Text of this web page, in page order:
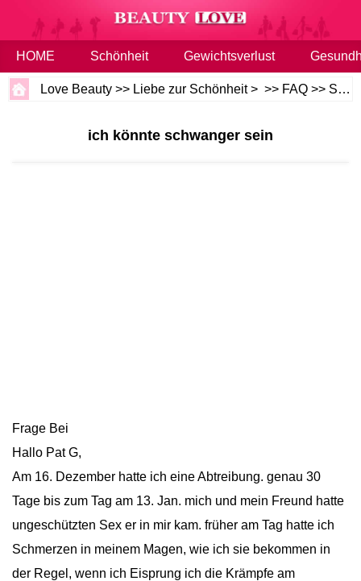
HOME Schönheit Gewichtsverlust
Love Beauty >> Liebe zur Schönheit> >> FAQ >> Schönheit und Gesundheit
ich könnte schwanger sein
Frage Bei
Hallo Pat G,
Am 16. Dezember hatte ich eine Abtreibung. genau 30
Tage bis zum Tag am 13. Jan. mich und mein Freund hatte
ungeschützten Sex er in mir kam. früher am Tag hatte ich
Schmerzen in meinem Magen, wie ich sie bekommen in
der Regel, wenn ich Eisprung ich die Krämpfe am